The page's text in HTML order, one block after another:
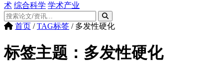
术 综合科学 学术产业
首页 / TAG标签 / 多发性硬化
标签主题： 多发性硬化